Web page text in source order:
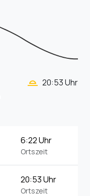
wb_twilight_2 20:53 Uhr
6:22 Uhr
Ortszeit
20:53 Uhr
Ortszeit